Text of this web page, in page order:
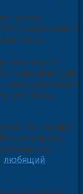
чтобы ты
под его
необычный
в
какую-
позвоните туда
аудиторией
это очень
что крайне
остальное,
во